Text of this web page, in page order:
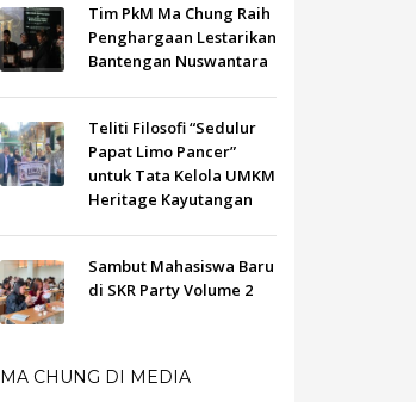
Tim PkM Ma Chung Raih
Penghargaan Lestarikan
Bantengan Nuswantara
Teliti Filosofi “Sedulur
Papat Limo Pancer”
untuk Tata Kelola UMKM
Heritage Kayutangan
Sambut Mahasiswa Baru
di SKR Party Volume 2
MA CHUNG DI MEDIA